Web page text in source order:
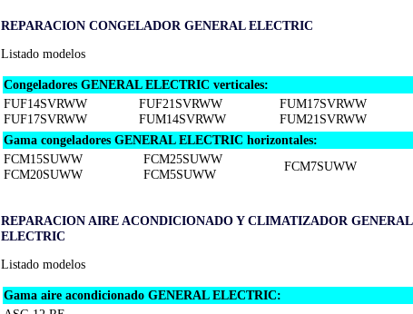
REPARACION CONGELADOR GENERAL ELECTRIC
Listado modelos
Congeladores GENERAL ELECTRIC verticales:
FUF14SVRWW
FUF17SVRWW
FUF21SVRWW
FUM14SVRWW
FUM17SVRWW
FUM21SVRWW
Gama congeladores GENERAL ELECTRIC horizontales:
FCM15SUWW
FCM20SUWW
FCM25SUWW
FCM5SUWW
FCM7SUWW
REPARACION AIRE ACONDICIONADO Y CLIMATIZADOR GENERAL
ELECTRIC
Listado modelos
Gama aire acondicionado GENERAL ELECTRIC: